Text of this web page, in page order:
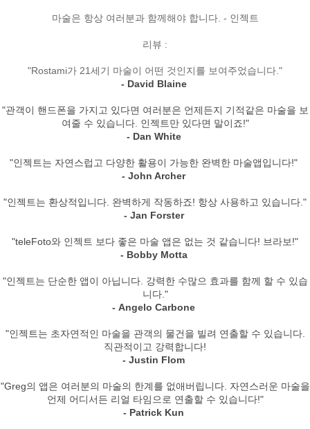
마술은 항상 여러분과 함께해야 합니다. - 인젝트
리뷰 :
"Rostami가 21세기 마술이 어떤 것인지를 보여주었습니다."
- David Blaine
"관객이 핸드폰을 가지고 있다면 여러분은 언제든지 기적같은 마술을 보
여줄 수 있습니다. 인젝트만 있다면 말이죠!"
- Dan White
"인젝트는 자연스럽고 다양한 활용이 가능한 완벽한 마술앱입니다!"
- John Archer
"인젝트는 환상적입니다. 완벽하게 작동하죠! 항상 사용하고 있습니다."
- Jan Forster
"teleFoto와 인젝트 보다 좋은 마술 앱은 없는 것 같습니다! 브라보!"
- Bobby Motta
"인젝트는 단순한 앱이 아닙니다. 강력한 수많으 효과를 함께 할 수 있습
니다."
- Angelo Carbone
"인젝트는 초자연적인 마술을 관객의 물건을 빌려 연출할 수 있습니다.
직관적이고 강력합니다!
- Justin Flom
"Greg의 앱은 여러분의 마술의 한계를 없애버립니다. 자연스러운 마술을
언제 어디서든 리얼 타임으로 연출할 수 있습니다!"
- Patrick Kun